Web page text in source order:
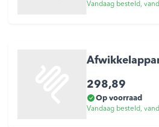
Vandaag besteld,
298,89
Op voorraad
Vandaag besteld,